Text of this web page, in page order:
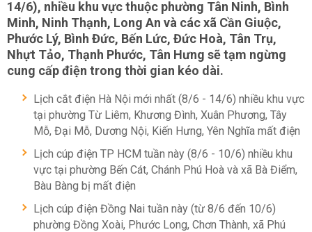
14/6), nhiều khu vực thuộc phường Tân Ninh, Bình
Minh, Ninh Thạnh, Long An và các xã Cần Giuộc,
Phước Lý, Bình Đức, Bến Lức, Đức Hoà, Tân Trụ,
Nhựt Tảo, Thạnh Phước, Tân Hưng sẽ tạm ngừng
cung cấp điện trong thời gian kéo dài.
Lịch cắt điện Hà Nội mới nhất (8/6 - 14/6) nhiều khu vực
tại phường Từ Liêm, Khương Đình, Xuân Phương, Tây
Mỗ, Đại Mỗ, Dương Nội, Kiến Hưng, Yên Nghĩa mất điện
Lịch cúp điện TP HCM tuần này (8/6 - 10/6) nhiều khu
vực tại phường Bến Cát, Chánh Phú Hoà và xã Bà Điểm,
Bàu Bàng bị mất điện
Lịch cúp điện Đồng Nai tuần này (từ 8/6 đến 10/6)
phường Đồng Xoài, Phước Long, Chơn Thành, xã Phú